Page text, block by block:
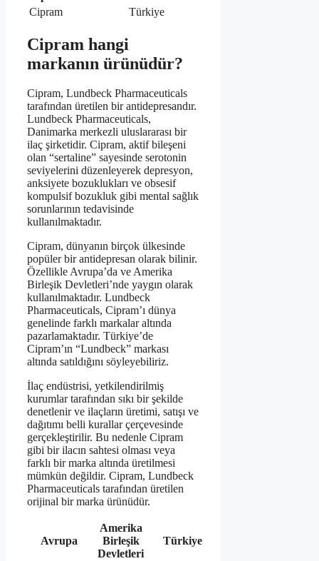
Cipram
Türkiye
Cipram hangi
markanın ürünüdür?
Cipram, Lundbeck Pharmaceuticals
tarafından üretilen bir antidepresandır.
Lundbeck Pharmaceuticals,
Danimarka merkezli uluslararası bir
ilaç şirketidir. Cipram, aktif bileşeni
olan “sertaline” sayesinde serotonin
seviyelerini düzenleyerek depresyon,
anksiyete bozuklukları ve obsesif
kompulsif bozukluk gibi mental sağlık
sorunlarının tedavisinde
kullanılmaktadır.
Cipram, dünyanın birçok ülkesinde
popüler bir antidepresan olarak bilinir.
Özellikle Avrupa’da ve Amerika
Birleşik Devletleri’nde yaygın olarak
kullanılmaktadır. Lundbeck
Pharmaceuticals, Cipram’ı dünya
genelinde farklı markalar altında
pazarlamaktadır. Türkiye’de
Cipram’ın “Lundbeck” markası
altında satıldığını söyleyebiliriz.
İlaç endüstrisi, yetkilendirilmiş
kurumlar tarafından sıkı bir şekilde
denetlenir ve ilaçların üretimi, satışı ve
dağıtımı belli kurallar çerçevesinde
gerçekleştirilir. Bu nedenle Cipram
gibi bir ilacın sahtesi olması veya
farklı bir marka altında üretilmesi
mümkün değildir. Cipram, Lundbeck
Pharmaceuticals tarafından üretilen
orijinal bir marka ürünüdür.
Avrupa
Amerika
Birleşik
Devletleri
Türkiye